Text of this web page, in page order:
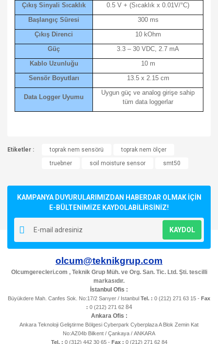
Çıkış Sinyali Sıcaklık
0.5 V + (Sıcaklık x 0.01V/°C)
Başlangıç Süresi
300 ms
Çıkış Direnci
10 kOhm
Güç
3.3 – 30 VDC, 2.7 mA
Kablo Uzunluğu
10 m
Sensör Boyutları
13.5 x 2.15 cm
Data Logger Uyumu
Uygun güç ve analog girişe sahip
tüm data loggerlar
Bu ürüne ilk yorumu siz yapın!
Yorum Yaz
konularda yetersiz gördüğünüz noktaları öneri formunu
kullanarak tarafımıza iletebilirsiniz.
Ürün resmi kalitesiz, bozuk veya görüntülenemiyor.
Ürün açıklamasında eksik bilgiler bulunuyor.
Ürün fiyatı diğer sitelerden daha pahalı.
Bu ürüne benzer farklı alternatifler olmalı.
Gönder
Etiketler : toprak nem sensörü
toprak nem ölçer
truebner
soil moisture sensor smt50
KAMPANYA DUYURULARIMIZDAN HABERDAR OLMAK İÇİN
E-BÜLTENİMİZE KAYDOLABİLİRSİNİZ!
KAYDOL
olcum@teknikgrup.com
Olcumgerecleri.com , Teknik Grup Müh. ve Org. San. Tic. Ltd. Şti. tescilli
markasıdır.
İstanbul Ofis :
Büyükdere Mah. Canfes Sok. No:17/2 Sarıyer / Istanbul Tel. : 0 (212) 271 63 15 - Fax
: 0 (212) 271 6284
Ankara Ofis :
Ankara Teknoloji Geliştirme Bölgesi Cyberpark Cyberplaza A Blok Zemin Kat
No:AZ04b Bilkent / Çankaya / ANKARA
Tel. : 0 (312) 442 30 65 - Fax : 0 (212) 271 62 84